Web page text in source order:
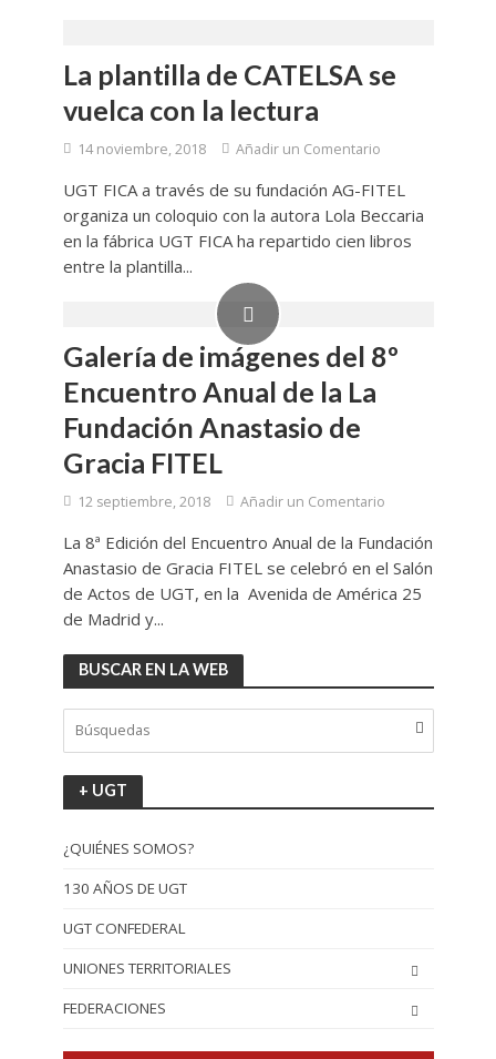
La plantilla de CATELSA se
vuelca con la lectura
14 noviembre, 2018 Añadir un Comentario
UGT FICA a través de su fundación AG-FITEL
organiza un coloquio con la autora Lola Beccaria
en la fábrica UGT FICA ha repartido cien libros
entre la plantilla...
Galería de imágenes del 8º
Encuentro Anual de la La
Fundación Anastasio de
Gracia FITEL
12 septiembre, 2018 Añadir un Comentario
La 8ª Edición del Encuentro Anual de la Fundación
Anastasio de Gracia FITEL se celebró en el Salón
de Actos de UGT, en la Avenida de América 25
de Madrid y...
BUSCAR EN LA WEB
+ UGT
¿QUIÉNES SOMOS?
130 AÑOS DE UGT
UGT CONFEDERAL
UNIONES TERRITORIALES
FEDERACIONES